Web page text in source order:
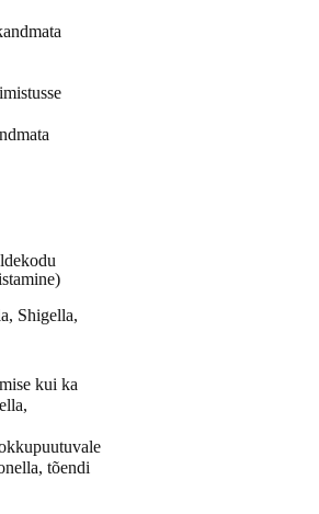
Shigella,
kui ka
tõendi